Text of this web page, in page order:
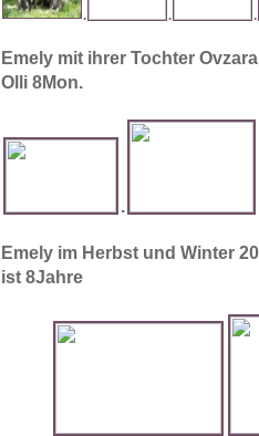
. . .
Emely mit ihrer Tochter
Olli 8Mon.
.
Emely im Herbst und Winter
ist 8Jahre